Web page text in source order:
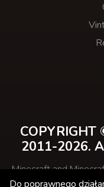
COPYRIGHT
2011-2026.
Minecraft and
trademarks and
Do poprawnego